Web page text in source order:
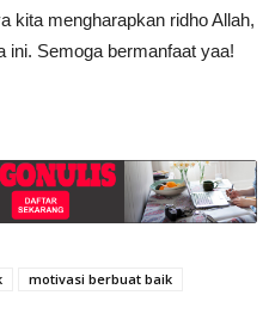
kita mengharapkan ridho Allah,
ini. Semoga bermanfaat yaa!
motivasi berbuat baik